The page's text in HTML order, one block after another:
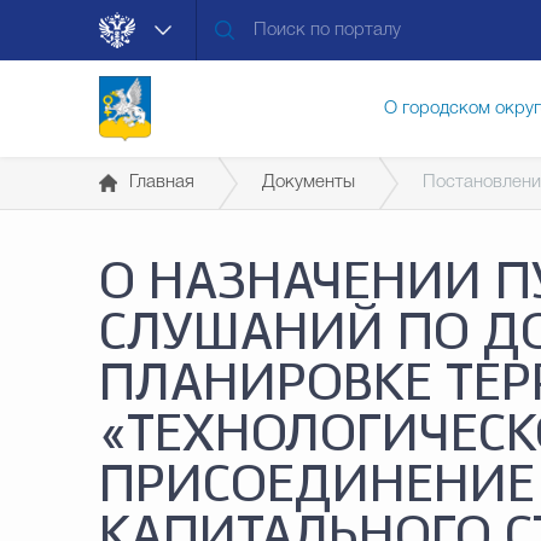
О городском
Муниципальные
Общественная
Открытые данные
Главная Документы
О НАЗНАЧЕНИИ
СЛУШАНИЙ ПО
ПЛАНИРОВКЕ